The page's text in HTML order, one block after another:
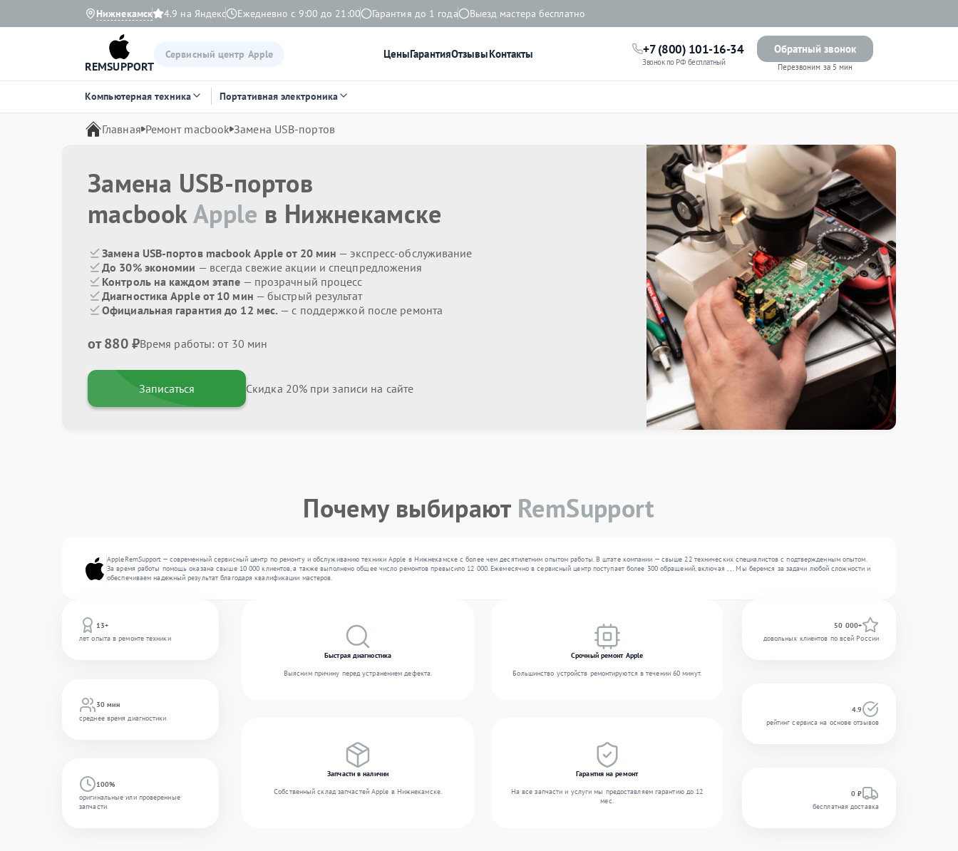
Нижнекамск 4.9 на Яндекс Ежедневно с 9:00 до 21:00 Гарантия до 1 года Выезд мастера бесплатно
REMSUPPORT
Сервисный центр Apple ЦеныГарантияОтзывыКонтакты +7 (800) 101-16-34
Звонок по РФ бесплатный
Обратный звонок
Перезвоним за 5 мин
Компьютерная техника Портативная электроника
Главная Ремонт macbook Замена USB-портов
Замена USB-портов
macbookApple в Нижнекамске
Замена USB-портов macbook Apple от 20 мин — экспресс-обслуживание
До 30% экономии — всегда свежие акции и спецпредложения
Контроль на каждом этапе — прозрачный процесс
Диагностика Apple от 10 мин — быстрый результат
Официальная гарантия до 12 мес. — с поддержкой после ремонта
от 880 ₽Время работы: от 30 мин
Записаться Скидка 20% при записи на сайте
Почему выбирают RemSupport
AppleRemSupport — современный сервисный центр по ремонту и обслуживанию техники Apple в Нижнекамске с более чем десятилетним опытом работы. В штате компании — свыше 22 технических специалистов с подтвержденным опытом.
За время работы помощь оказана свыше 10 000 клиентов, а также выполнено общее число ремонтов превысило 12 000. Ежемесячно в сервисный центр поступает более 300 обращений, включая , , . Мы беремся за задачи любой сложности и
обеспечиваем надежный результат благодаря квалификации мастеров.
13+
лет опыта в ремонте техники
30 мин
среднее время диагностики
100%
оригинальные или проверенные
запчасти
Быстрая диагностика
Выясним причину перед устранением дефекта.
Срочный ремонт Apple
Большинство устройств ремонтируются в течении 60 минут.
Запчасти в наличии
Собственный склад запчастей Apple в Нижнекамске.
Гарантия на ремонт
На все запчасти и услуги мы предоставляем гарантию до 12
мес.
50 000+
довольных клиентов по всей России
4.9
рейтинг сервиса на основе отзывов
0 ₽
бесплатная доставка